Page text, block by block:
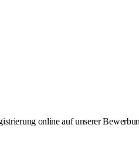
online auf unserer